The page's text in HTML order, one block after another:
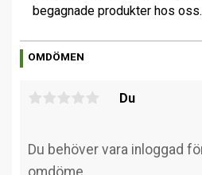
begagnade produkter hos oss.
OMDÖMEN
Du